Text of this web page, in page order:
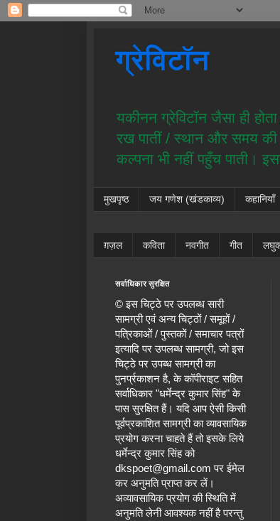
ग्रेविटॉन
यकीनन ग्रेविटॉन जैसा ही
रख पातीं / स्थान और समय की
कल्पना भी नहीं पहुँच पाती।
मुखपृष्ठ जय गणेश (खंडकाव्य) कहानियाँ
ग़ज़ल कविता नवगीत गीत
सर्वाधिकार सुरक्षित
© इस चिट्ठे पर उपलब्ध सारी
सामग्री एवं अन्य चिट्ठों / समूहों /
पत्रिकाओं / पुस्तकों / समाचार पत्रों
इत्यादि पर उपलब्ध सामग्री, जो इस
चिट्ठे पर उपब्ध सामग्री का
पुनर्प्रकाशन है, के कॉपीराइट सहित
सर्वाधिकार "धर्मेन्द्र कुमार सिंह" के
पास सुरक्षित हैं।यदि आप ऐसी किसी
पूर्वप्रकाशित सामग्री का व्यावसायिक
प्रयोग करना चाहते हैं तो इसके लिये
धर्मेन्द्र कुमार सिंहको
dkspoet@gmail.com पर ईमेल
कर अनुमति प्राप्त कर लें।
अव्यावसायिक प्रयोग की स्थिति में
अनुमति लेनी आवश्यक नहीं है परन्तु